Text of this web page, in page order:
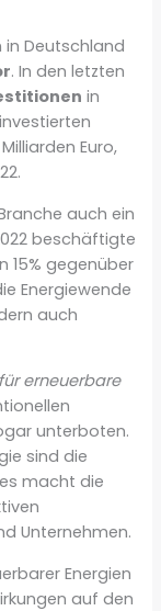
in Deutschland
. In den letzten
in
Euro,
auch ein
beschäftigte
15% gegenüber
Energiewende
auch
erneuerbare
unterboten.
sind die
macht die
Unternehmen.
Energien
auf den